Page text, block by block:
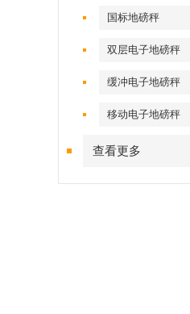
国标地磅秤
双层电子地磅秤
缓冲电子地磅秤
移动电子地磅秤
查看更多